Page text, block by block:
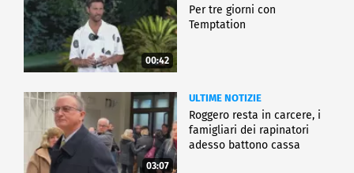
00:42
Per tre giorni con
Temptation
03:07
ULTIME NOTIZIE
Roggero resta in carcere, i
famigliari dei rapinatori
adesso battono cassa